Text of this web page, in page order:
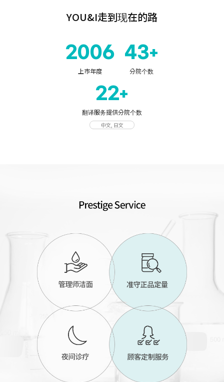
YOU&I走到现在的路
2006
上市年度
43+
分院个数
22+
翻译服务提供分院个数
中文, 日文